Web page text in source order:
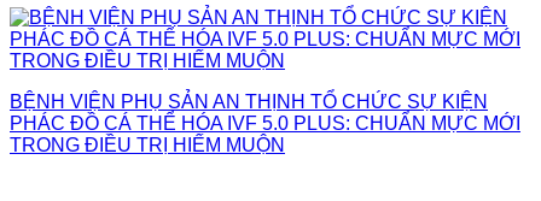
BỆNH VIỆN PHỤ SẢN AN THỊNH TỔ CHỨC SỰ KIỆN
PHÁC ĐỒ CÁ THỂ HÓA IVF 5.0 PLUS: CHUẨN MỰC MỚI
TRONG ĐIỀU TRỊ HIẾM MUỘN